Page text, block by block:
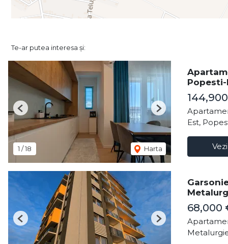
Te-ar putea interesa și:
1 /18 Harta
Previous Next
Est,
Previous Next
68,000